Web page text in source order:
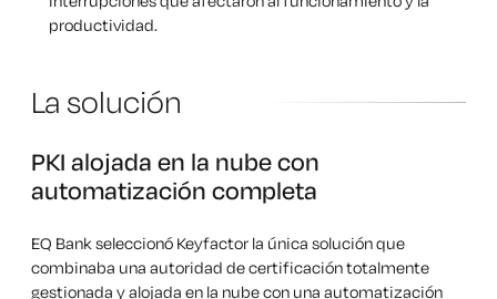
productividad.
La solución
PKI alojada en la nube con
automatización completa
EQ Bank seleccionó Keyfactor la única solución que
combinaba una autoridad de certificación totalmente
gestionada y alojada en la nube con una automatización